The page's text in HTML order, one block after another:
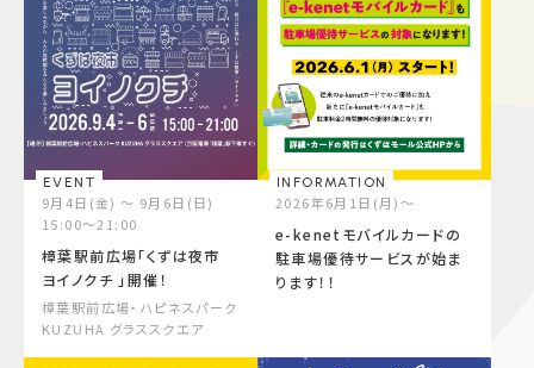
EVENT
9月4日(金) ～ 9月6日(日)
15:00～21:00
樟葉駅前広場「くずは夜市
ヨイノクチ 」開催！
樟葉駅前広場・ハピネスパーク
KUZUHA グラススクエア
INFORMATION
2026年6月1日(月)～
e-kenetモバイルカードの
駐車場優待サービスが始ま
ります！！